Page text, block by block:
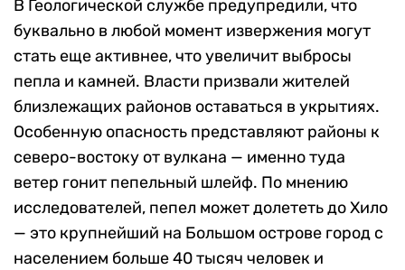
В Геологической службе предупредили, что
буквально в любой момент извержения могут
стать еще активнее, что увеличит выбросы
пепла и камней. Власти призвали жителей
близлежащих районов оставаться в укрытиях.
Особенную опасность представляют районы к
северо-востоку от вулкана — именно туда
ветер гонит пепельный шлейф. По мнению
исследователей, пепел может долететь до Хило
— это крупнейший на Большом острове город с
населением больше 40 тысяч человек и